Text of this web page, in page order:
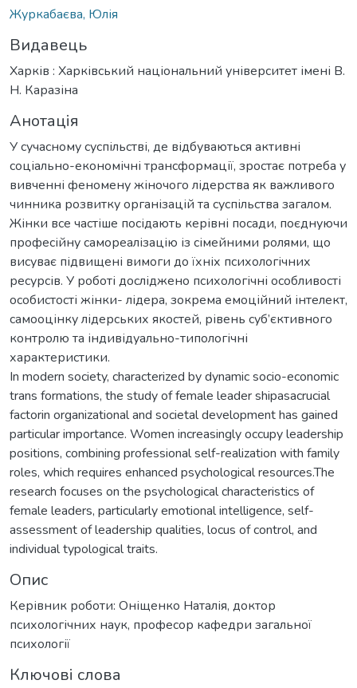
Журкабаєва, Юлія
Видавець
Харків : Харківський національний університет імені В.
Н. Каразіна
Анотація
У сучасному суспільстві, де відбуваються активні
соціально-економічні трансформації, зростає потреба у
вивченні феномену жіночого лідерства як важливого
чинника розвитку організацій та суспільства загалом.
Жінки все частіше посідають керівні посади, поєднуючи
професійну самореалізацію із сімейними ролями, що
висуває підвищені вимоги до їхніх психологічних
ресурсів. У роботі досліджено психологічні особливості
особистості жінки- лідера, зокрема емоційний інтелект,
самооцінку лідерських якостей, рівень суб’єктивного
контролю та індивідуально-типологічні
характеристики.
In modern society, characterized by dynamic socio-economic
trans formations, the study of female leader shipasacrucial
factorin organizational and societal development has gained
particular importance. Women increasingly occupy leadership
positions, combining professional self-realization with family
roles, which requires enhanced psychological resources.The
research focuses on the psychological characteristics of
female leaders, particularly emotional intelligence, self-
assessment of leadership qualities, locus of control, and
individual typological traits.
Опис
Керівник роботи: Оніщенко Наталія, доктор
психологічних наук, професор кафедри загальної
психології
Ключові слова